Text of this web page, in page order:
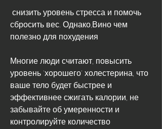
сбросить вес. Однако,Вино чем
полезно для похудения
Многие люди считают, повысить
уровень 'хорошего' холестерина, что
ваше тело будет быстрее и
эффективнее сжигать калории, не
забывайте об умеренности и
контролируйте количество